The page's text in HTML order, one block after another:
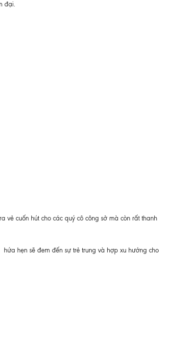
đại.
vẻ cuốn hút cho các quý cô công sở mà còn rất thanh
hẹn sẽ đem đến sự trẻ trung và hợp xu hướng cho